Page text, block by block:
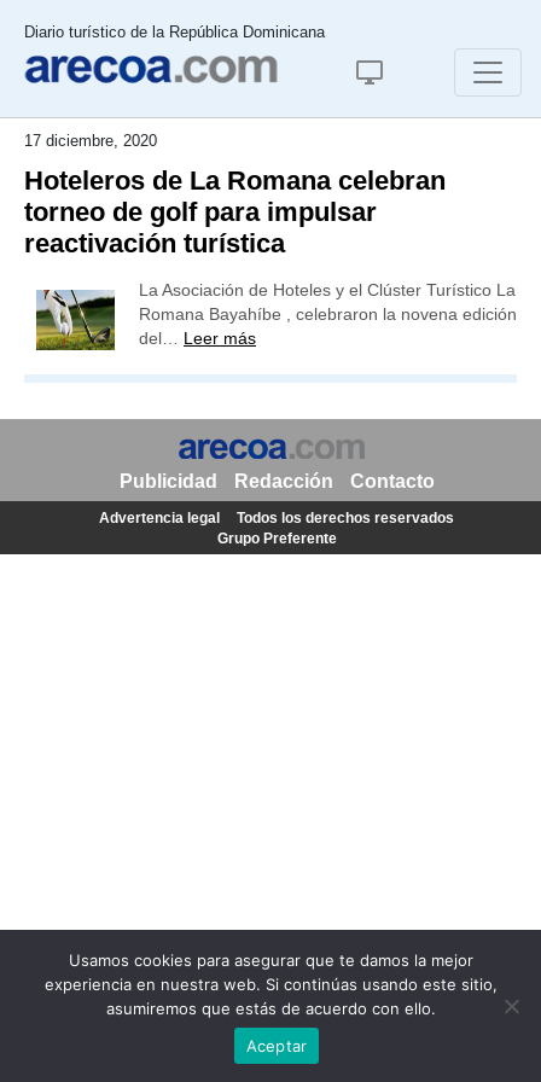
Diario turístico de la República Dominicana
17 diciembre, 2020
Hoteleros de La Romana celebran
torneo de golf para impulsar
reactivación turística
La Asociación de Hoteles y el Clúster Turístico La
Romana Bayahíbe , celebraron la novena edición
del… Leer más
Usamos cookies para asegurar que te damos la mejor
experiencia en nuestra web. Si continúas usando este sitio,
asumiremos que estás de acuerdo con ello.
Aceptar
Publicidad Redacción Contacto
Advertencia legal
Todos los derechos reservados
Grupo Preferente